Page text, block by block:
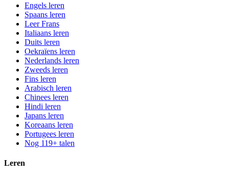
Engels leren
Spaans leren
Leer Frans
Italiaans leren
Duits leren
Oekraïens leren
Nederlands leren
Zweeds leren
Fins leren
Arabisch leren
Chinees leren
Hindi leren
Japans leren
Koreaans leren
Portugees leren
Nog 119+ talen
Leren